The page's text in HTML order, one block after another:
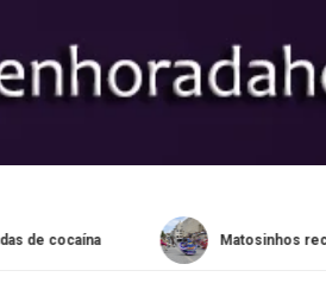
Matosinhos recebeu